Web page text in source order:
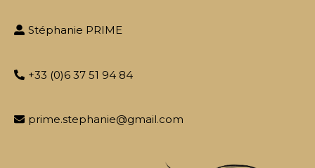
Stéphanie PRIME
+33 (0)6 37 51 94 84
prime.stephanie@gmail.com